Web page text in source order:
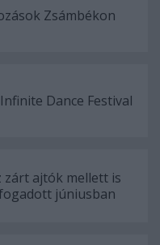
Zsámbékon
Dance Festival
zárt ajtók mellett is
júniusban